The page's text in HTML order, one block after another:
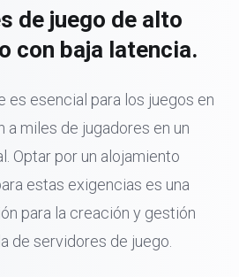
de juego de alto
con baja latencia.
es esencial para los juegos en
a miles de jugadores en un
Optar por un alojamiento
estas exigencias es una
para la creación y gestión
de servidores de juego.